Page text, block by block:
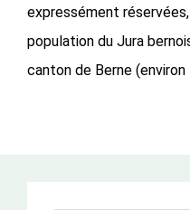
expressément
population du Jura
canton de Berne (environ